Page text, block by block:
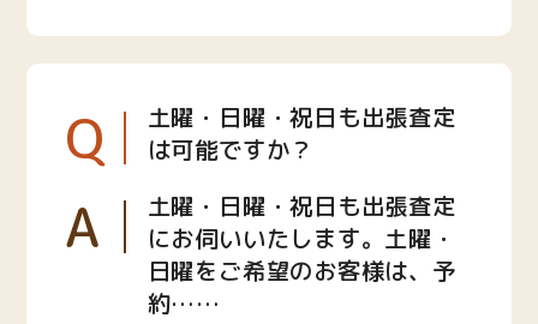
Q
土曜・日曜・祝日も出張査定
は可能ですか？
A
土曜・日曜・祝日も出張査定
にお伺いいたします。土曜・
日曜をご希望のお客様は、予
約……